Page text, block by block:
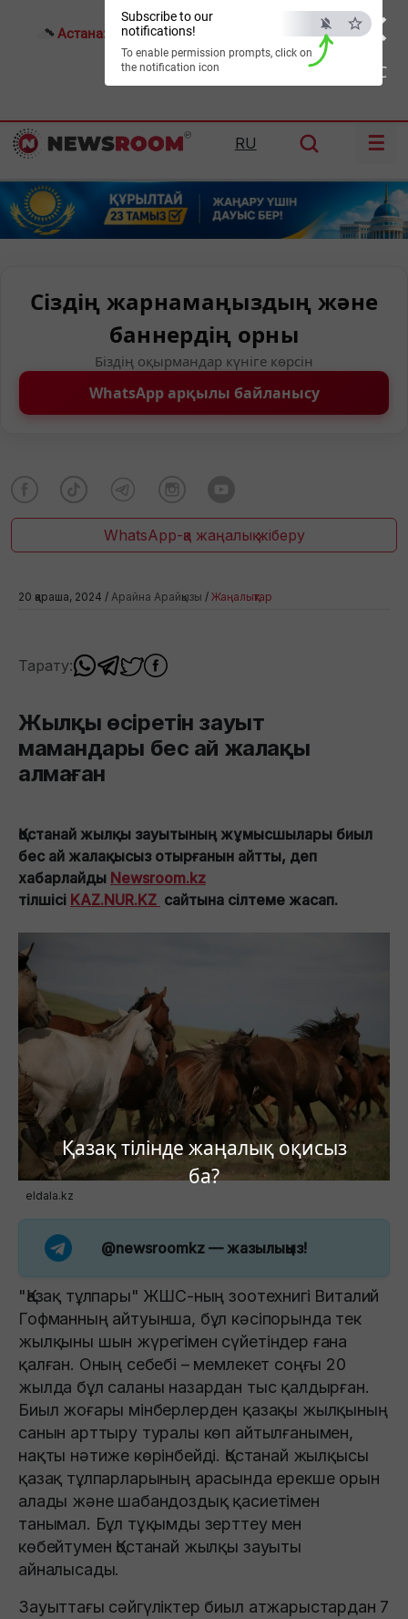
×
ESC
Қазақ тілінде жаңалық оқисыз
ба?
Subscribe to our
notifications!
To enable permission prompts, click on
the notification icon
Астана: 19°C Алматы: Шымкент:31°C
RU ☰
Сіздің жарнамаңыздың және
баннердің орны
Біздің оқырмандар күніге көрсін
WhatsApp арқылы байланысу
WhatsApp-қа жаңалық жіберу
20 қараша, 2024 / Арайна Арайқызы / Жаңалықтар
Тарату:
Жылқы өсіретін зауыт
мамандары бес ай жалақы
алмаған
Қостанай жылқы зауытының жұмысшылары биыл
бес ай жалақысыз отырғанын айтты, деп
хабарлайды Newsroom.kz
тілшісі KAZ.NUR.KZ сайтына сілтеме жасап.
eldala.kz
@newsroomkz — жазылыңыз!
"Қазақ тұлпары" ЖШС-ның зоотехнигі Виталий
Гофманның айтуынша, бұл кәсіпорында тек
жылқыны шын жүрегімен сүйетіндер ғана
қалған. Оның себебі – мемлекет соңғы 20
жылда бұл саланы назардан тыс қалдырған.
Биыл жоғары мінберлерден қазақы жылқының
санын арттыру туралы көп айтылғанымен,
нақты нәтиже көрінбейді. Қостанай жылқысы
қазақ тұлпарларының арасында ерекше орын
алады және шабандоздық қасиетімен
танымал. Бұл тұқымды зерттеу мен
көбейтумен Қостанай жылқы зауыты
айналысады.
Зауыттағы сәйгүліктер биыл атжарыстардан 7